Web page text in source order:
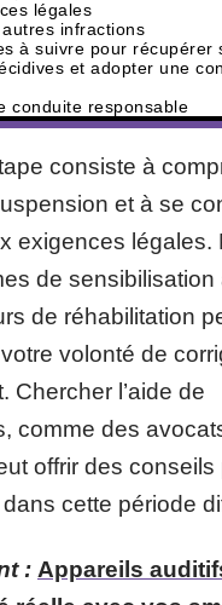
légales
infractions
à suivre pour récupérer
et adopter une
conduite responsable
consiste à
et à se
exigences légales.
de sensibilisation
de réhabilitation
volonté de
Chercher l’aide de
comme des
offrir des conseils
cette période
: Appareils